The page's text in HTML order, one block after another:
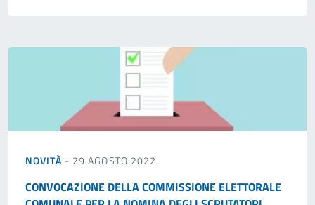
NOVITÀ - 29 AGOSTO 2022
CONVOCAZIONE DELLA COMMISSIONE ELETTORALE